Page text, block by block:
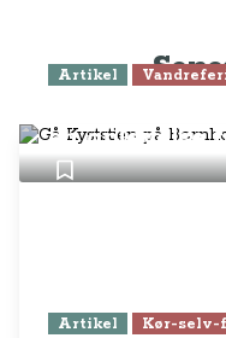
Artikel
en oplevelse
Artikel Kør-selv-